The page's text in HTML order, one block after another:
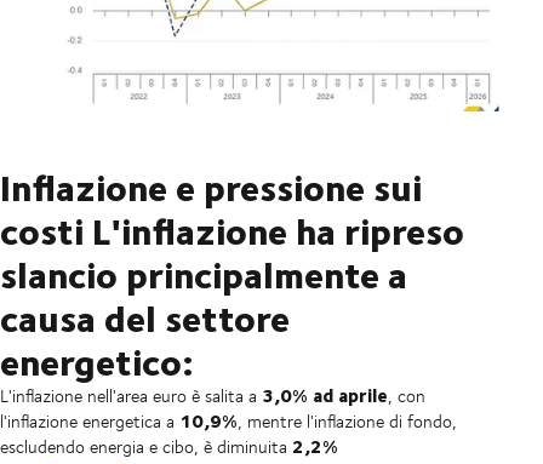
Inflazione e pressione sui
costi L'inflazione ha ripreso
slancio principalmente a
causa del settore
energetico:
L'inflazione nell'area euro è salita a 3,0% ad aprile, con
l'inflazione energetica a 10,9%, mentre l'inflazione di fondo,
escludendo energia e cibo, è diminuita 2,2%